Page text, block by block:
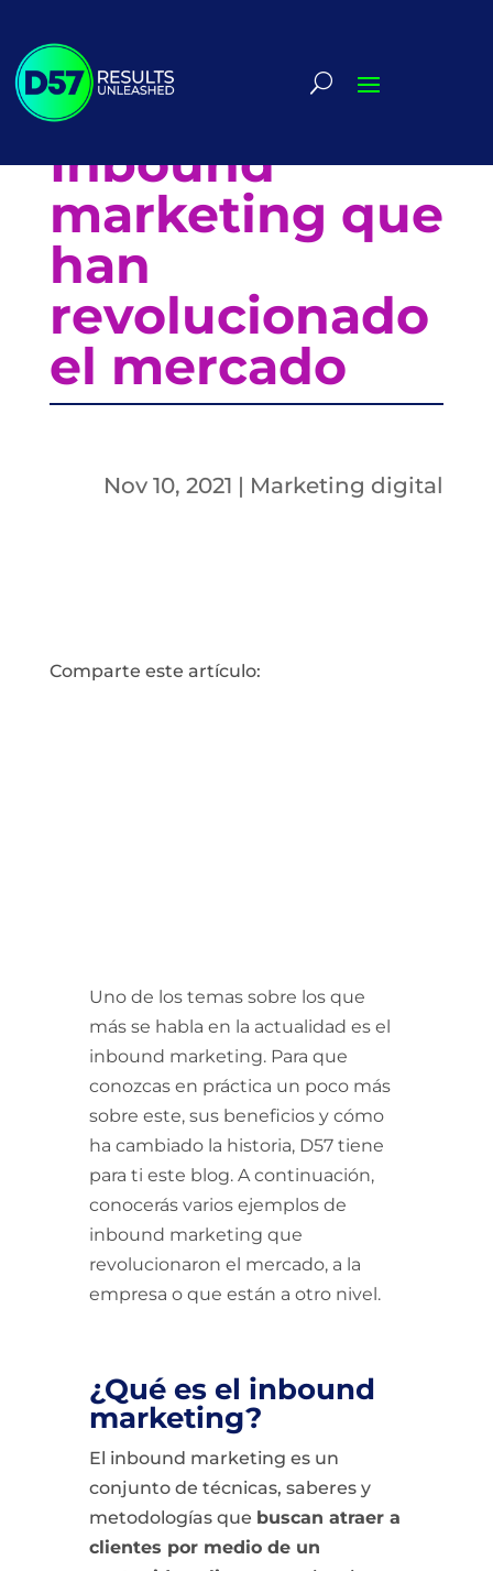
Ejemplos de
Inbound
marketing que
han
revolucionado
el mercado
Nov 10, 2021 | Marketing digital
Comparte este artículo:
Uno de los temas sobre los que
más se habla en la actualidad es el
inbound marketing. Para que
conozcas en práctica un poco más
sobre este, sus beneficios y cómo
ha cambiado la historia, D57 tiene
para ti este blog. A continuación,
conocerás varios ejemplos de
inbound marketing que
revolucionaron el mercado, a la
empresa o que están a otro nivel.
¿Qué es el inbound
marketing?
El inbound marketing es un
conjunto de técnicas, saberes y
metodologías que buscan atraer a
clientes por medio de un